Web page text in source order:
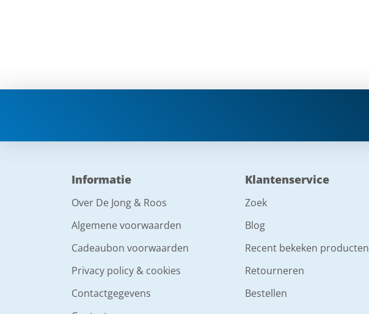
Informatie
Over De Jong & Roos
Algemene voorwaarden
Cadeaubon voorwaarden
Privacy policy & cookies
Contactgegevens
Klantenservice
Zoek
Blog
Recent bekeken producten
Retourneren
Bestellen